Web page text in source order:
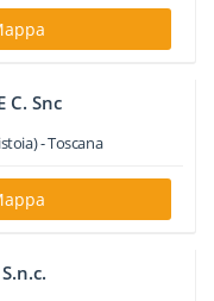
C. Snc
-Toscana